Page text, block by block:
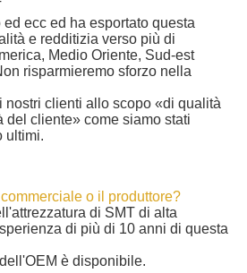
ecc ed ha esportato questa
e redditizia verso più di
Medio Oriente, Sud-est
risparmieremo sforzo nella
nostri clienti allo scopo «di qualità
del cliente» come siamo stati
ultimi.
o il produttore?
di SMT di alta
di più di 10 anni di questa
è disponibile.